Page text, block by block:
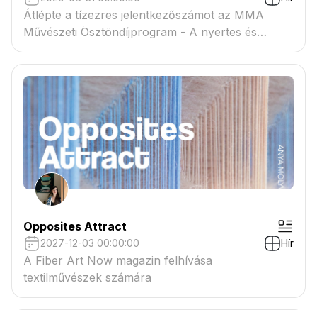
Átlépte a tízezres jelentkezőszámot az MMA
Művészeti Ösztöndíjprogram - A nyertes és
tartaléklistás pályázók névsora megtekinthető a
csatolmányban
Opposites Attract
2027-12-03 00:00:00 Hír
A Fiber Art Now magazin felhívása
textilművészek számára